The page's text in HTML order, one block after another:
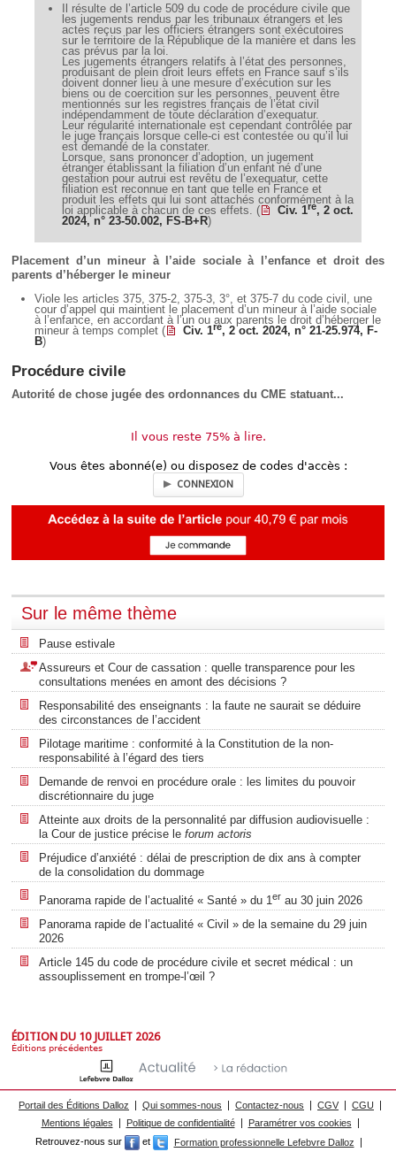
Il résulte de l’article 509 du code de procédure civile que
les jugements rendus par les tribunaux étrangers et les
actes reçus par les officiers étrangers sont exécutoires
sur le territoire de la République de la manière et dans les
cas prévus par la loi.
Les jugements étrangers relatifs à l’état des personnes,
produisant de plein droit leurs effets en France sauf s’ils
doivent donner lieu à une mesure d’exécution sur les
biens ou de coercition sur les personnes, peuvent être
mentionnés sur les registres français de l’état civil
indépendamment de toute déclaration d’exequatur.
Leur régularité internationale est cependant contrôlée par
le juge français lorsque celle-ci est contestée ou qu’il lui
est demandé de la constater.
Lorsque, sans prononcer d’adoption, un jugement
étranger établissant la filiation d’un enfant né d’une
gestation pour autrui est revêtu de l’exequatur, cette
filiation est reconnue en tant que telle en France et
produit les effets qui lui sont attachés conformément à la
loi applicable à chacun de ces effets. (
Civ. 1re, 2 oct.
2024, n° 23-50.002, FS-B+R)
Placement d’un mineur à l’aide sociale à l’enfance et droit des
parents d’héberger le mineur
Viole les articles 375, 375-2, 375-3, 3°, et 375-7 du code civil, une
cour d’appel qui maintient le placement d’un mineur à l’aide sociale
à l’enfance, en accordant à l’un ou aux parents le droit d’héberger le
mineur à temps complet (
Civ. 1re, 2 oct. 2024, n° 21-25.974, F-
B)
Procédure civile
Autorité de chose jugée des ordonnances du CME statuant...
Il vous reste 75% à lire.
Vous êtes abonné(e) ou disposez de codes d'accès :
CONNEXION
Sur le même thème
Pause estivale
Assureurs et Cour de cassation : quelle transparence pour les
consultations menées en amont des décisions ?
Responsabilité des enseignants : la faute ne saurait se déduire
des circonstances de l’accident
Pilotage maritime : conformité à la Constitution de la non-
responsabilité à l’égard des tiers
Demande de renvoi en procédure orale : les limites du pouvoir
discrétionnaire du juge
Atteinte aux droits de la personnalité par diffusion audiovisuelle :
la Cour de justice précise le forum actoris
Préjudice d’anxiété : délai de prescription de dix ans à compter
de la consolidation du dommage
Panorama rapide de l’actualité « Santé » du 1er au 30 juin 2026
Panorama rapide de l’actualité « Civil » de la semaine du 29 juin
2026
Article 145 du code de procédure civile et secret médical : un
assouplissement en trompe-l’œil ?
ÉDITION DU 10 JUILLET 2026
Éditions précédentes
Portail des Éditions Dalloz Qui sommes-nous Contactez-nous CGV
CGU
Mentions légales
Politique de confidentialité
Paramétrer vos cookies
Retrouvez-nous sur
et Formation professionnelle Lefebvre Dalloz